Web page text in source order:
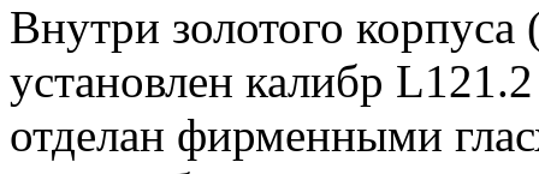
Внутри золотого
установлен калибр
отделан фирменными